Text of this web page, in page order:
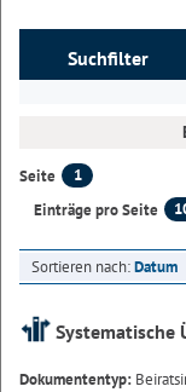
Suchfilter
Seite
1
Einträge pro Seite
Sortieren nach:Datum
Systematische
Dokumententyp: